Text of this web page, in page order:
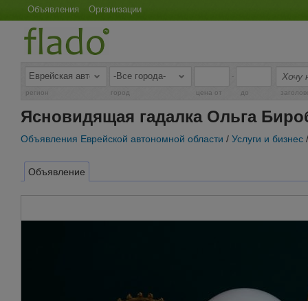
Объявления Организации
-
регион город цена от до
Ясновидящая гадалка Ольга
Объявления Еврейской автономной области / Услуги и бизнес
Объявление